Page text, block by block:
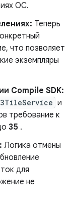
ОС.
Теперь
что позволяет
экземпляры
Compile SDK:
и
требование к
35 .
Логика отмены
для
не